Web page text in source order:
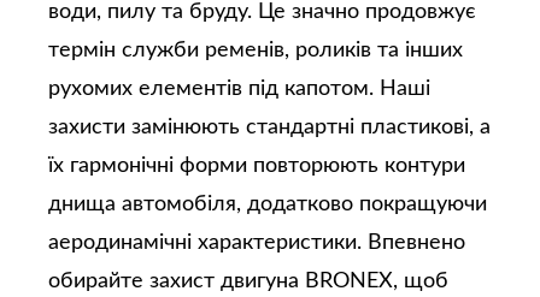
води, пилу та бруду. Це значно продовжує
термін служби ременів, роликів та інших
рухомих елементів під капотом. Наші
захисти замінюють стандартні пластикові, а
їх гармонічні форми повторюють контури
днища автомобіля, додатково покращуючи
аеродинамічні характеристики. Впевнено
обирайте захист двигуна BRONEX, щоб